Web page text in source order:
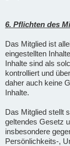
6. Pflichten des
Das Mitglied ist
eingestellten
Inhalte sind als
kontrolliert und
daher auch keine
Inhalte.
Das Mitglied stellt
geltendes Gesetz
insbesondere
Persönlichkeits-,